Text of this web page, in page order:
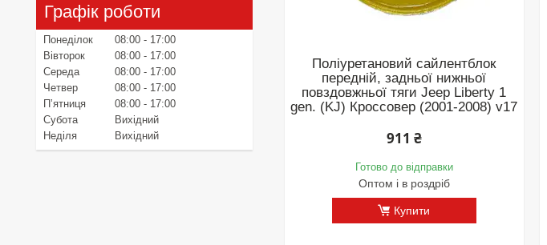
Поліуретановий сайлентблок
передній, задньої нижньої
повздовжньої тяги Jeep Liberty 1
gen. (KJ) Кроссовер (2001-2008) v17
911 ₴
Готово до відправки
Оптом і в роздріб
Купити
Графік роботи
Понеділок 08:00
17:00
Вівторок
08:00
17:00
Середа
08:00
17:00
Четвер
08:00
17:00
Пʼятниця
08:00
17:00
Субота
Вихідний
Неділя
Вихідний